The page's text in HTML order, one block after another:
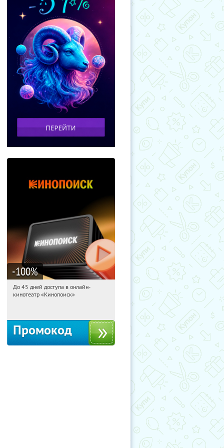
-100%
11:23:16 Получили:
До 45 дней доступа в онлайн-
кинотеатр «Кинопоиск»
Промокод